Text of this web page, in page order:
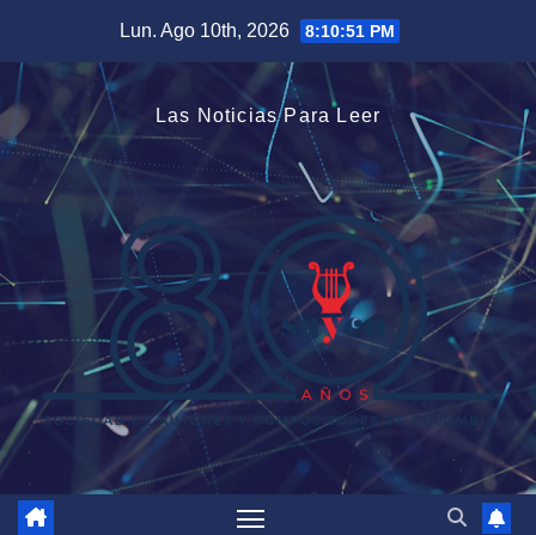
contenido
Lun. Ago 10th, 2026 8:10:51 PM
Las Noticias Para Leer